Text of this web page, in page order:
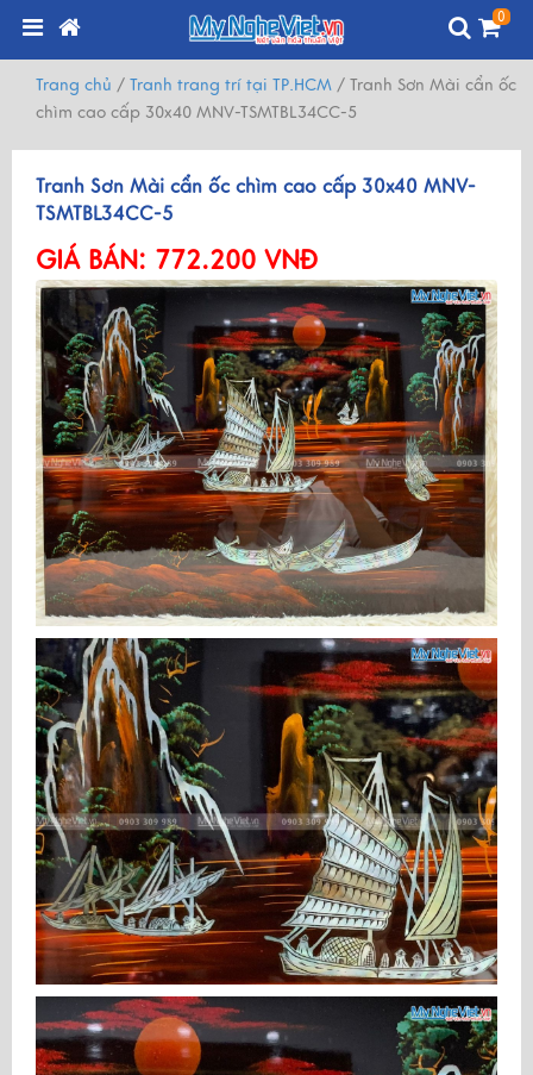
0
Trang chủ / Tranh trang trí tại TP.HCM / Tranh Sơn Mài cẩn ốc
chìm cao cấp 30x40 MNV-TSMTBL34CC-5
Tranh Sơn Mài cẩn ốc chìm cao cấp 30x40 MNV-
TSMTBL34CC-5
GIÁ BÁN: 772.200 VNĐ